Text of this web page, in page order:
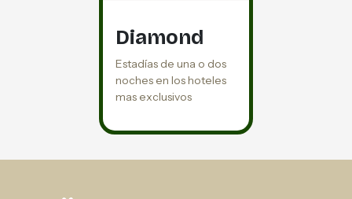
Diamond
Estadías de una o dos
noches en los hoteles
mas exclusivos